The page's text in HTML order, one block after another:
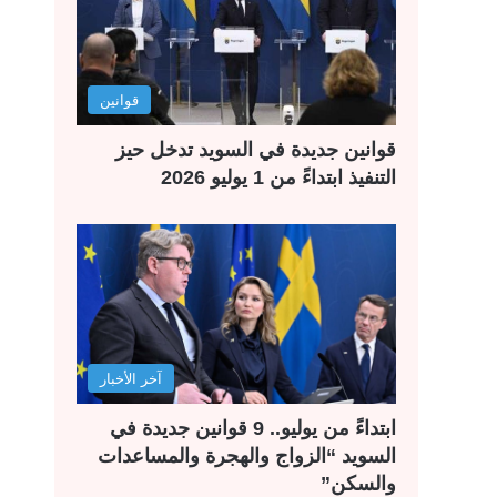
قوانين
قوانين جديدة في السويد تدخل حيز
التنفيذ ابتداءً من 1 يوليو 2026
آخر الأخبار
ابتداءً من يوليو.. 9 قوانين جديدة في
السويد “الزواج والهجرة والمساعدات
والسكن”